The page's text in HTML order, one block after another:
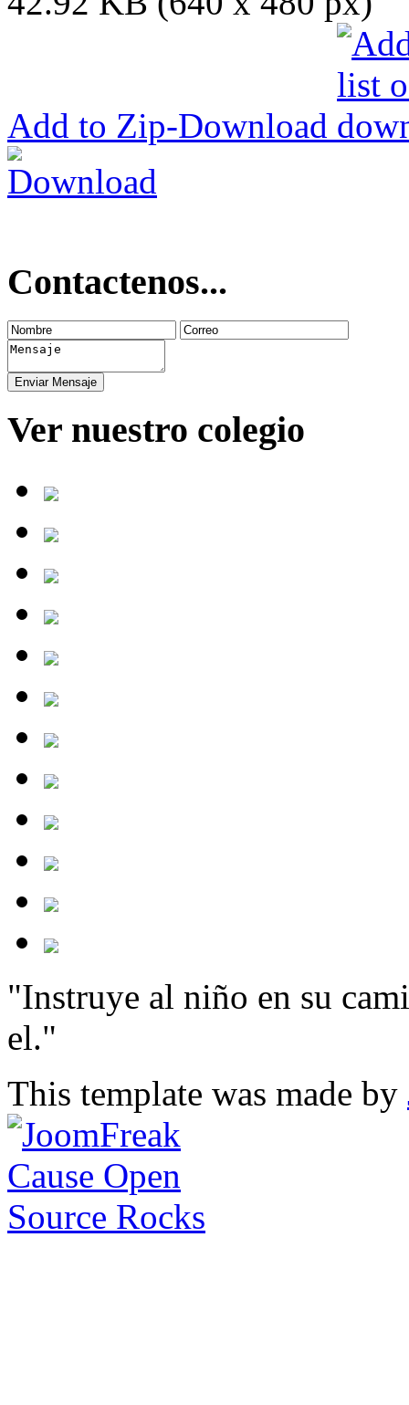
Add to Zip-Download
Contactenos...
Ver nuestro colegio
"Instruye al niño en su
el."
This template was made by